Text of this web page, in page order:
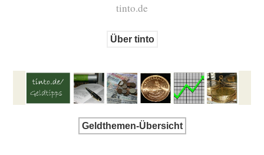
tinto.de
Über tinto
Geldthemen-Übersicht